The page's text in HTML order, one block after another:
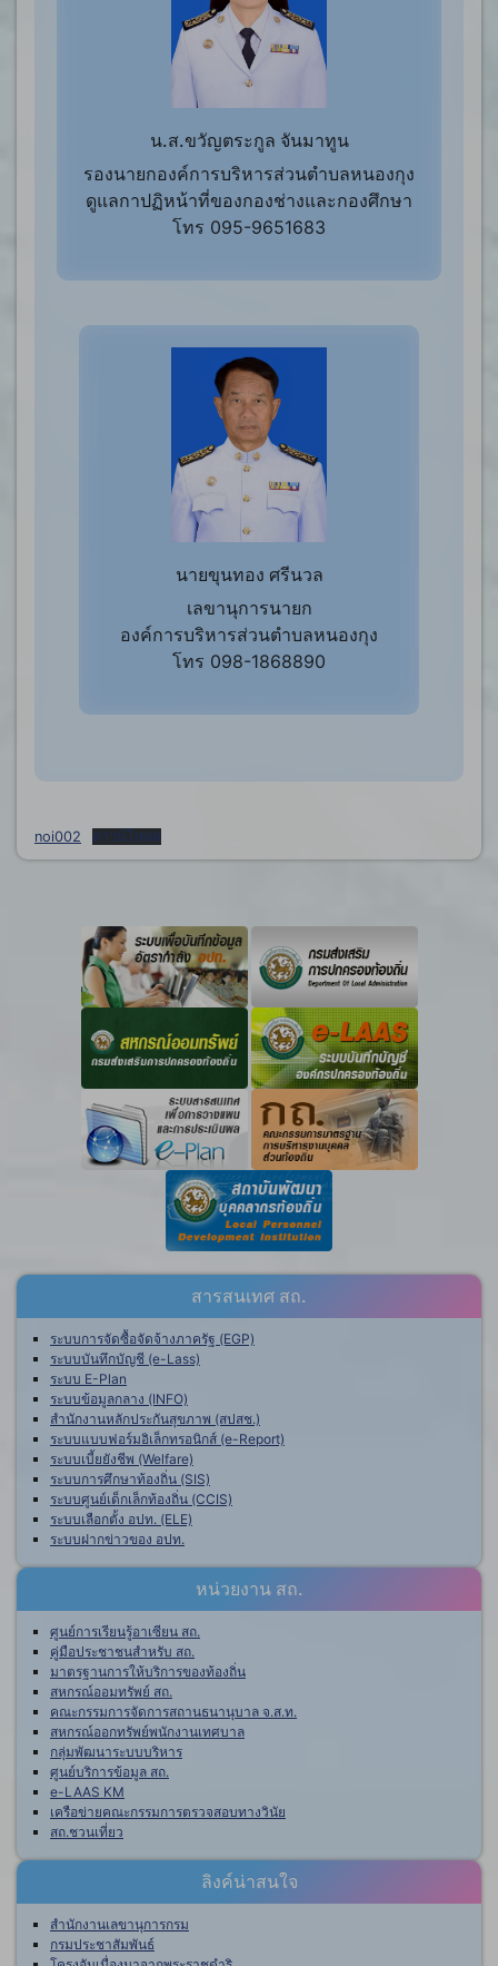
น.ส.ขวัญตระกูล จันมาทูน
รองนายกองค์การบริหารส่วนตำบลหนองกุง
ดูแลกาปฏิหน้าที่ของกองช่างและกองศึกษา
โทร 095-9651683
นายขุนทอง ศรีนวล
เลขานุการนายก
องค์การบริหารส่วนตำบลหนองกุง
โทร 098-1868890
noi002 ดาวน์โหลด
สารสนเทศ สถ.
ระบบการจัดซื้อจัดจ้างภาครัฐ (EGP)
ระบบบันทึกบัญชี (e-Lass)
ระบบ E-Plan
ระบบข้อมูลกลาง (INFO)
สำนักงานหลักประกันสุขภาพ (สปสช.)
ระบบแบบฟอร์มอิเล็กทรอนิกส์ (e-Report)
ระบบเบี้ยยังชีพ (Welfare)
ระบบการศึกษาท้องถิ่น (SIS)
ระบบศูนย์เด็กเล็กท้องถิ่น (CCIS)
ระบบเลือกตั้ง อปท. (ELE)
ระบบฝากข่าวของ อปท.
หน่วยงาน สถ.
ศูนย์การเรียนรู้อาเซียน สถ.
คู่มือประชาชนสำหรับ สถ.
มาตรฐานการให้บริการของท้องถิ่น
สหกรณ์ออมทรัพย์ สถ.
คณะกรรมการจัดการสถานธนานุบาล จ.ส.ท.
สหกรณ์ออกทรัพย์พนักงานเทศบาล
กลุ่มพัฒนาระบบบริหาร
ศูนย์บริการข้อมูล สถ.
e-LAAS KM
เครือข่ายคณะกรรมการตรวจสอบทางวินัย
สถ.ชวนเที่ยว
ลิงค์น่าสนใจ
สำนักงานเลขานุการกรม
กรมประชาสัมพันธ์